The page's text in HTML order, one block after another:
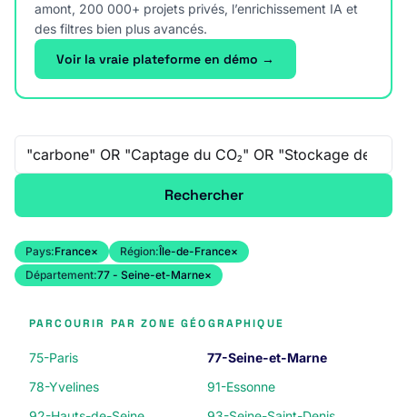
amont, 200 000+ projets privés, l’enrichissement IA et
des filtres bien plus avancés.
Voir la vraie plateforme en démo →
Recherche libre
Rechercher
Pays:France× Région:Île-de-France×
Département:77 - Seine-et-Marne×
PARCOURIR PAR ZONE GÉOGRAPHIQUE
75-Paris
77-Seine-et-Marne
78-Yvelines
91-Essonne